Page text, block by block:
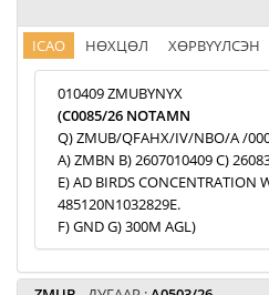
ICAO НӨХЦӨЛ ХӨРВҮҮЛСЭН
010409 ZMUBYNYX
(C0085/26 NOTAMN
Q) ZMUB/QFAHX/IV/NBO/A /
A) ZMBN B) 2607010409 C)
E) AD BIRDS CONCENTRATION
485120N1032829E.
F) GND G) 300M AGL)